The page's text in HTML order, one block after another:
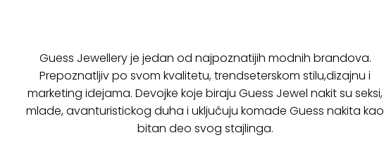
Guess Jewellery je jedan od najpoznatijih modnih brandova.
Prepoznatljiv po svom kvalitetu, trendseterskom stilu,dizajnu i
marketing idejama. Devojke koje biraju Guess Jewel nakit su seksi,
mlade, avanturistickog duha i uključuju komade Guess nakita kao
bitan deo svog stajlinga.